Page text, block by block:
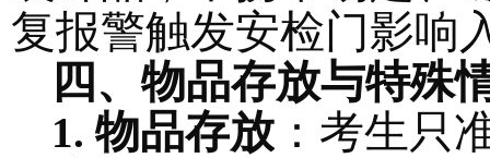
复报警触发安检门影响
四、物品存放与特殊
1. 物品存放 ：考生只